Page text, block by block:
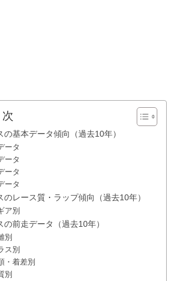
の基本データ傾向（過去10年）
ータ
ータ
ータ
ータ
のレース質・ラップ傾向（過去10年）
ア別
の前走データ（過去10年）
別
ス別
・着差別
別